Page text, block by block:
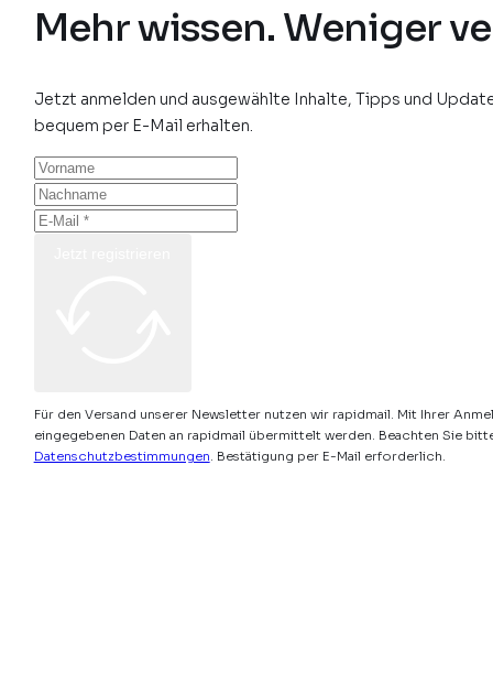
Mehr wissen. Weniger
Jetzt anmelden und ausgewählte Inhalte, Tipps und
bequem per E-Mail erhalten.
Für den Versand unserer Newsletter nutzen wir rapidmail. Mit Ihrer
eingegebenen Daten an rapidmail übermittelt werden. Beachten Sie
Datenschutzbestimmungen. Bestätigung per E-Mail erforderlich.